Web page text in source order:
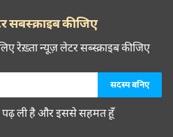
सबस्क्राइब कीजिए
रेख़्ता न्यूज़ लेटर सब्स्क्राइब कीजिए
पढ़ ली है और इससे सहमत हूँ